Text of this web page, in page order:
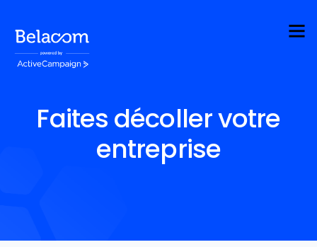
Faites décoller votre
entreprise